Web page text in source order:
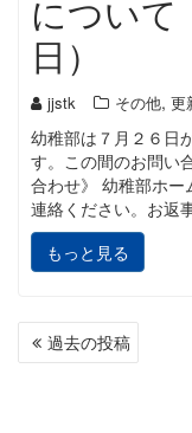
につい
日）
jjstk その他, 更
幼稚部は７月２６日
す。この間のお問い
合わせ》 幼稚部ホ
連絡ください。お返
もっと見る
投
稿
過去の投稿